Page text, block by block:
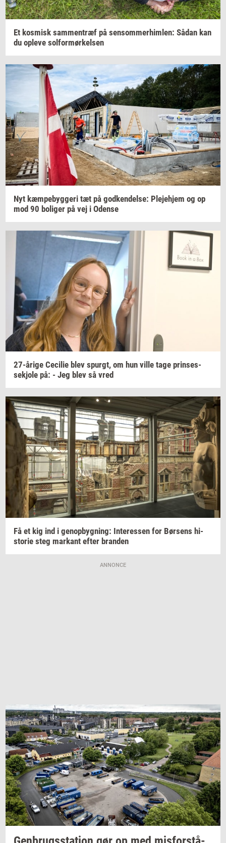
Et kos­misk sam­men­træf på sen­som­mer­him­len: Sådan kan
du op­le­ve sol­for­mør­kel­sen
Nyt kæm­pe­byg­ge­ri tæt på god­ken­del­se: Ple­je­hjem og op
mod 90 bo­li­ger på vej i Oden­se
27-​årige Ce­ci­lie blev spurgt, om hun ville tage prin­ses­
sekjo­le på: - Jeg blev så vred
Få et kig ind i genop­byg­ning: In­ter­es­sen for Bør­sens hi­
sto­rie steg mar­kant efter bran­den
ANNONCE